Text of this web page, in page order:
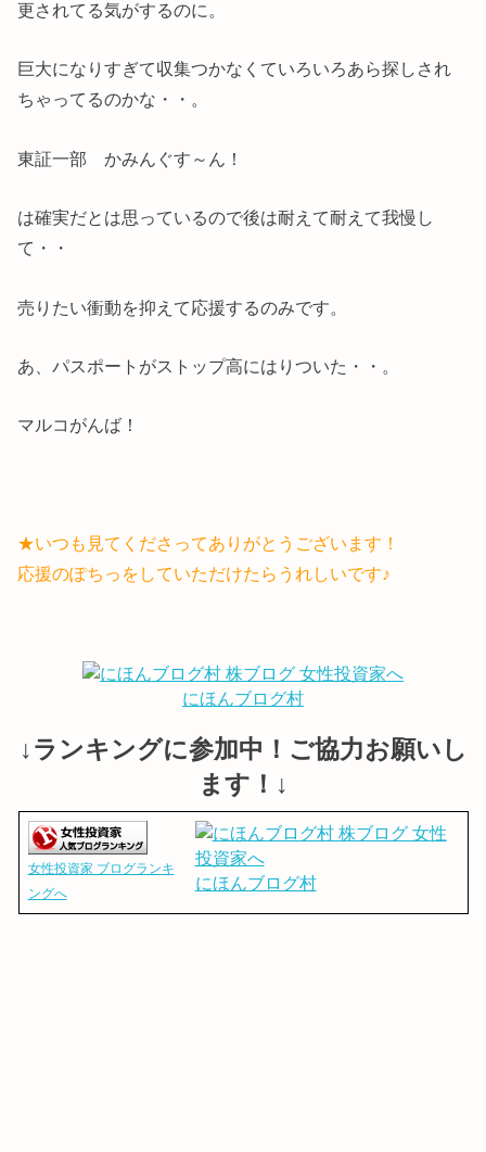
更されてる気がするのに。
巨大になりすぎて収集つかなくていろいろあら探しされ
ちゃってるのかな・・。
東証一部 かみんぐす～ん！
は確実だとは思っているので後は耐えて耐えて我慢し
て・・
売りたい衝動を抑えて応援するのみです。
あ、パスポートがストップ高にはりついた・・。
マルコがんば！
★いつも見てくださってありがとうございます！
応援のぽちっをしていただけたらうれしいです♪
にほんブログ村
↓ランキングに参加中！ご協力お願いし
ます！↓
女性投資家 ブログランキ
ングへ
にほんブログ村